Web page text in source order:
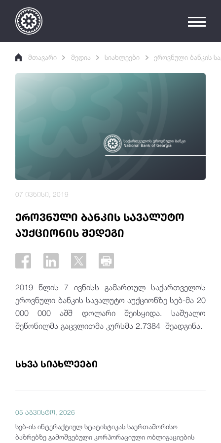
მთავარი მედია სიახლეები ეროვნული ბანკის
ეროვნული ბანკის სავალუტო
აუქციონის შედეგი
07 ივნისი, 2019
2019 წლის 7 ივნისს გამართულ საქართველოს
ეროვნული ბანკის სავალუტო აუქციონზე სებ-მა 20
000 000 აშშ დოლარი შეისყიდა. საშუალო
შეწონილმა გაცვლითმა კურსმა 2.7384 შეადგინა.
სხვა სიახლეები
05 აგვისტო, 2026
სებ-ის ინტერაქტიულ სტატისტიკას საერთაშორისო
ბაზრებზე გამოშვებული კორპორაციული ობლიგაციების